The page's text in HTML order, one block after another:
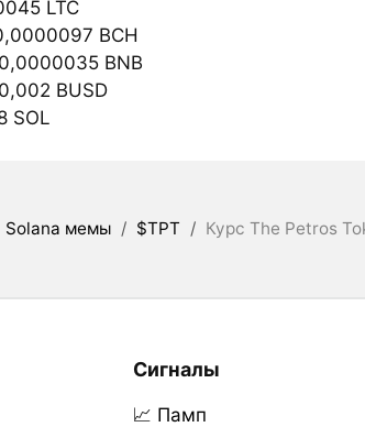
LTC
BCH
BNB
BUSD
SOL
Solana мемы / $TPT / Курс The Petros
Сигналы
📈 Памп